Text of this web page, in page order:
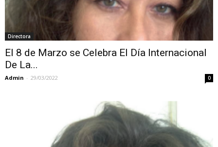
Directora
El 8 de Marzo se Celebra El Día Internacional
De La...
Admin - 29/03/2022 0